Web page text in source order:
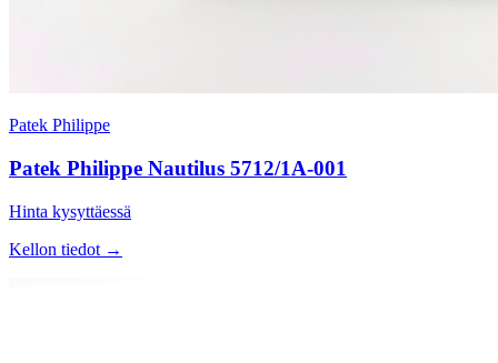
Patek Philippe
Patek Philippe Nautilus 5712/1A-001
Hinta kysyttäessä
Kellon tiedot →